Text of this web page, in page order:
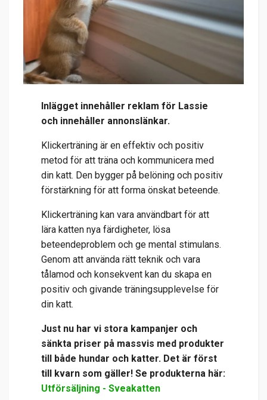
Inlägget innehåller reklam för Lassie
och innehåller annonslänkar.
Klickerträning är en effektiv och positiv
metod för att träna och kommunicera med
din katt. Den bygger på belöning och positiv
förstärkning för att forma önskat beteende.
Klickerträning kan vara användbart för att
lära katten nya färdigheter, lösa
beteendeproblem och ge mental stimulans.
Genom att använda rätt teknik och vara
tålamod och konsekvent kan du skapa en
positiv och givande träningsupplevelse för
din katt.
Just nu har vi stora kampanjer och
sänkta priser på massvis med produkter
till både hundar och katter. Det är först
till kvarn som gäller! Se produkterna här:
Utförsäljning - Sveakatten